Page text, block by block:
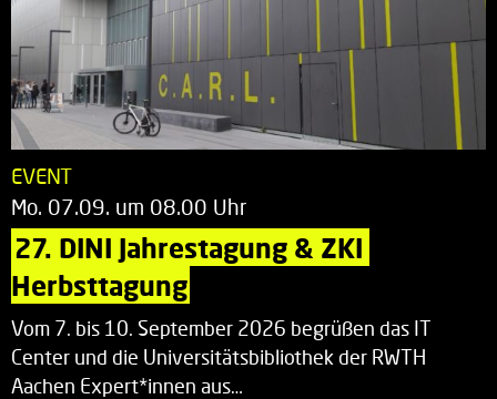
EVENT
Mo. 07.09. um 08.00 Uhr
27. DINI Jahrestagung & ZKI
Herbsttagung
Vom 7. bis 10. September 2026 begrüßen das IT
Center und die Universitätsbibliothek der RWTH
Aachen Expert*innen aus…